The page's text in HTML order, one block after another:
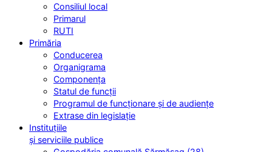
Consiliul local
Primarul
RUTI
Primăria
Conducerea
Organigrama
Componența
Statul de funcții
Programul de funcționare și de audiențe
Extrase din legislație
Instituțiile
și serviciile publice